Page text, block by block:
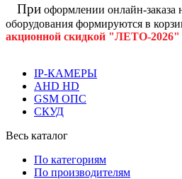
При оформлении онлайн-заказа
оборудования формируются в
акционной скидкой "ЛЕТО-2026"
IP-КАМЕРЫ
AHD HD
GSM ОПС
СКУД
Весь каталог
По категориям
По производителям